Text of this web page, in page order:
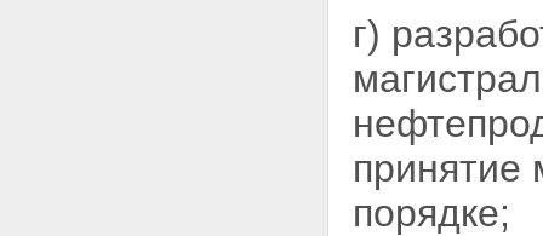
г)
принятие
порядке;